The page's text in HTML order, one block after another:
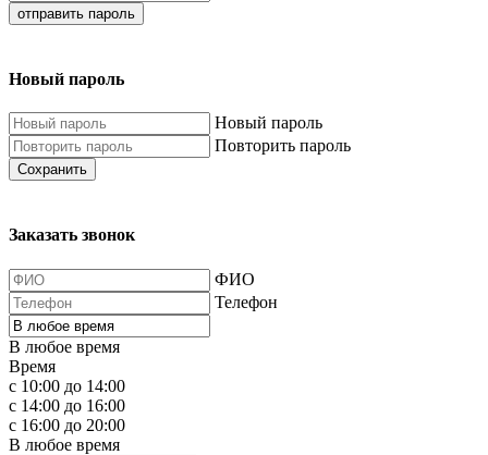
отправить пароль
Новый пароль
Новый пароль
Повторить пароль
Сохранить
Заказать звонок
ФИО
Телефон
В любое время
Время
с 10:00 до 14:00
с 14:00 до 16:00
с 16:00 до 20:00
В любое время